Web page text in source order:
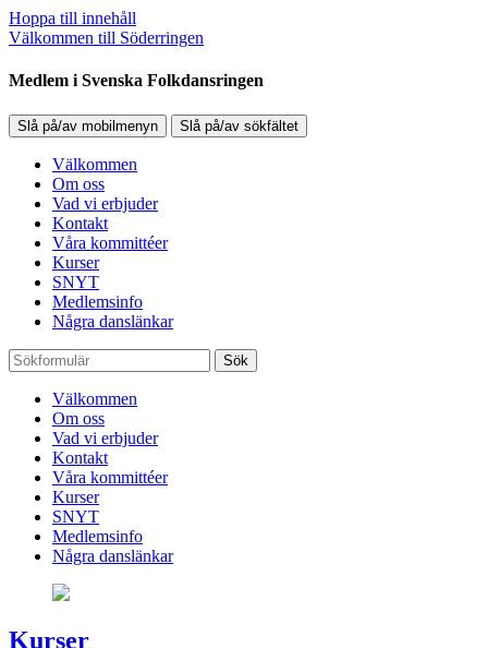
Hoppa till innehåll
Välkommen till Söderringen
Medlem i Svenska Folkdansringen
Slå på/av mobilmenyn Slå på/av sökfältet
Välkommen
Om oss
Vad vi erbjuder
Kontakt
Våra kommittéer
Kurser
SNYT
Medlemsinfo
Några danslänkar
Sök
Välkommen
Om oss
Vad vi erbjuder
Kontakt
Våra kommittéer
Kurser
SNYT
Medlemsinfo
Några danslänkar
Kurser